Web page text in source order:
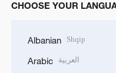
CHOOSE YOUR
Albanian Shqip
Arabic العربية